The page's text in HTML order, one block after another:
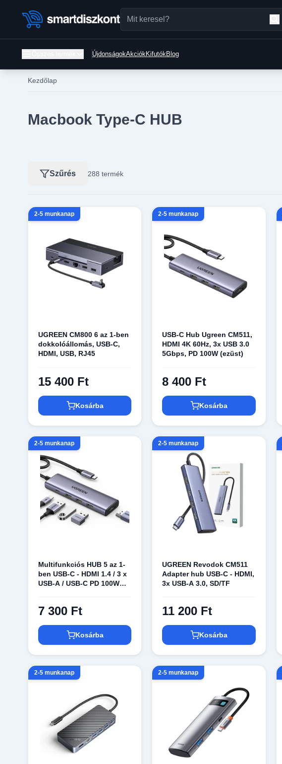
ÚjdonságokAkciókKifutókBlog
Kezdőlap
Macbook Type-C HUB
Szűrés 288 termék
2-5 munkanap
UGREEN CM800 6 az 1-ben
dokkolóállomás, USB-C,
HDMI, USB, RJ45
15 400 Ft
Kosárba
2-5 munkanap
USB-C Hub Ugreen CM511,
HDMI 4K 60Hz, 3x USB 3.0
5Gbps, PD 100W (ezüst)
8 400 Ft
Kosárba
2-5 munkanap
Multifunkciós HUB 5 az 1-
ben USB-C - HDMI 1.4 / 3 x
USB-A / USB-C PD 100W
7 300 Ft
Kosárba
2-5 munkanap
UGREEN Revodok CM511
Adapter hub USB-C - HDMI,
3x USB-A 3.0, SD/TF
11 200 Ft
Kosárba
2-5 munkanap 2-5 munkanap